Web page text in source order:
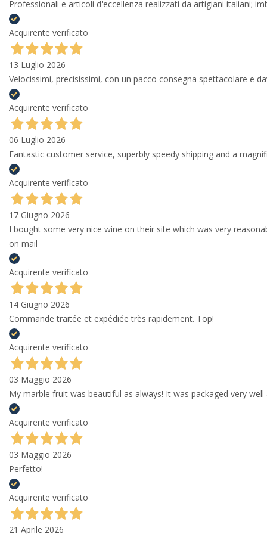
Professionali e articoli d'eccellenza realizzati da artigiani italiani;
Acquirente verificato
13 Luglio 2026
Velocissimi, precisissimi, con un pacco consegna spettacolare e
Acquirente verificato
06 Luglio 2026
Fantastic customer service, superbly speedy shipping and a
Acquirente verificato
17 Giugno 2026
I bought some very nice wine on their site which was very
on mail
Acquirente verificato
14 Giugno 2026
Commande traitée et expédiée très rapidement. Top!
Acquirente verificato
03 Maggio 2026
My marble fruit was beautiful as always! It was packaged very
Acquirente verificato
03 Maggio 2026
Perfetto!
Acquirente verificato
21 Aprile 2026